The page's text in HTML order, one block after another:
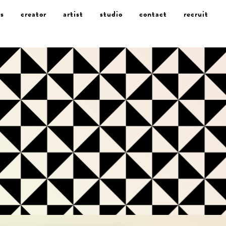
creator artist studio contact recruit